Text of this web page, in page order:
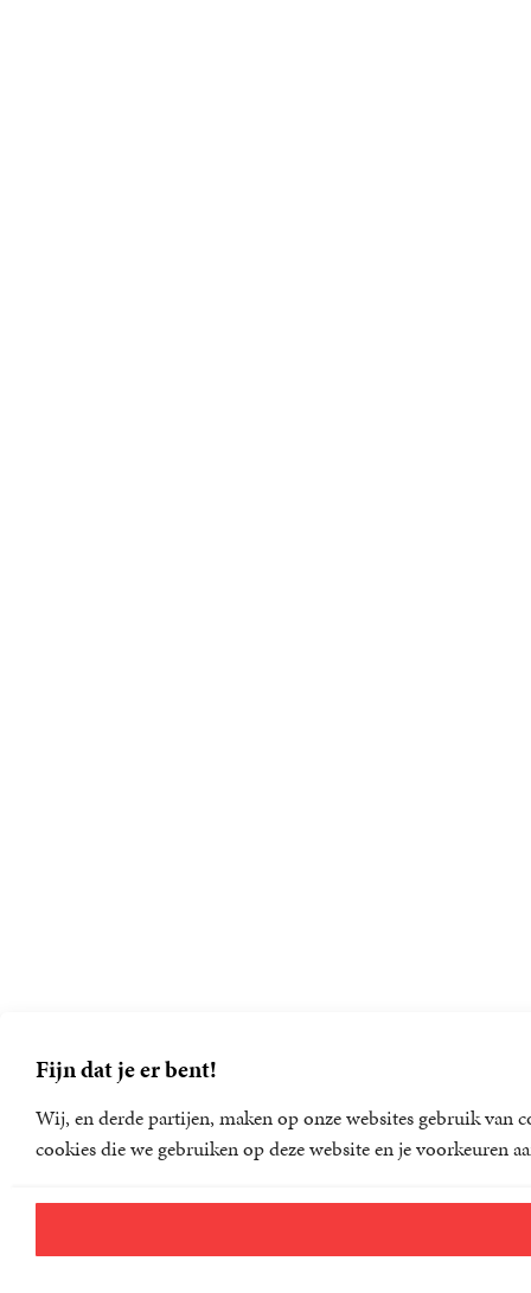
Fijn dat je er bent!
Wij, en derde partijen, maken op onze websites gebruik van
cookies die we gebruiken op deze website en je voorkeuren